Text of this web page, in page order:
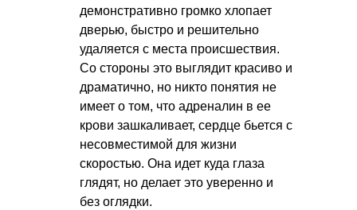
демонстративно громко хлопает
дверью, быстро и решительно
удаляется с места происшествия.
Со стороны это выглядит красиво и
драматично, но никто понятия не
имеет о том, что адреналин в ее
крови зашкаливает, сердце бьется с
несовместимой для жизни
скоростью. Она идет куда глаза
глядят, но делает это уверенно и
без оглядки.